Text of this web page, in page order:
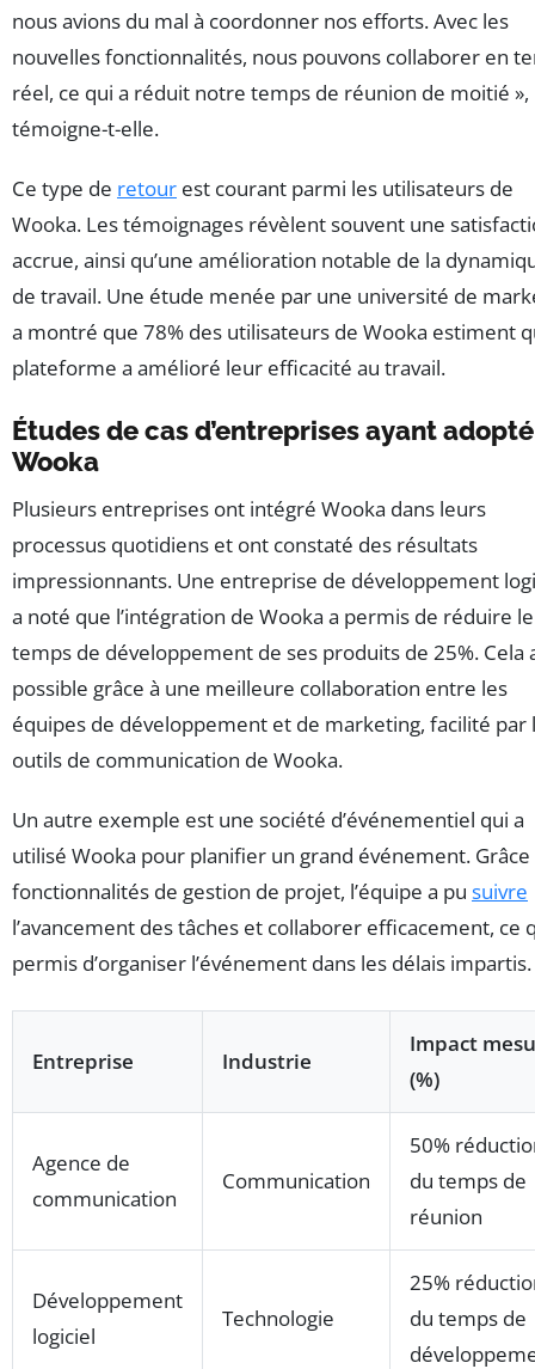
nous avions du mal à coordonner nos efforts. Avec les
nouvelles fonctionnalités, nous pouvons collaborer en
réel, ce qui a réduit notre temps de réunion de moitié »,
témoigne-t-elle.
Ce type de retour est courant parmi les utilisateurs de
Wooka. Les témoignages révèlent souvent une
accrue, ainsi qu’une amélioration notable de la
de travail. Une étude menée par une université de
a montré que 78% des utilisateurs de Wooka estiment
plateforme a amélioré leur efficacité au travail.
Études de cas d’entreprises ayant adopté
Wooka
Plusieurs entreprises ont intégré Wooka dans leurs
processus quotidiens et ont constaté des résultats
impressionnants. Une entreprise de développement
a noté que l’intégration de Wooka a permis de réduire le
temps de développement de ses produits de 25%. Cela
possible grâce à une meilleure collaboration entre les
équipes de développement et de marketing, facilité par
outils de communication de Wooka.
Un autre exemple est une société d’événementiel qui a
utilisé Wooka pour planifier un grand événement. Grâce
fonctionnalités de gestion de projet, l’équipe a pu suivre
l’avancement des tâches et collaborer efficacement, ce
permis d’organiser l’événement dans les délais impartis.
Entreprise Industrie
Impact
(%)
Agence de
communication
Communication
50%
du temps de
réunion
Développement
logiciel
Technologie
25%
du temps de